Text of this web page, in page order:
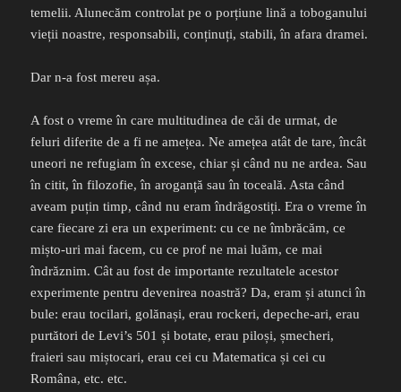
temelii. Alunecăm controlat pe o porțiune lină a toboganului
vieții noastre, responsabili, conținuți, stabili, în afara dramei.
Dar n-a fost mereu așa.
A fost o vreme în care multitudinea de căi de urmat, de
feluri diferite de a fi ne amețea. Ne amețea atât de tare, încât
uneori ne refugiam în excese, chiar și când nu ne ardea. Sau
în citit, în filozofie, în aroganță sau în toceală. Asta când
aveam puțin timp, când nu eram îndrăgostiți. Era o vreme în
care fiecare zi era un experiment: cu ce ne îmbrăcăm, ce
mișto-uri mai facem, cu ce prof ne mai luăm, ce mai
îndrăznim. Cât au fost de importante rezultatele acestor
experimente pentru devenirea noastră? Da, eram și atunci în
bule: erau tocilari, golănași, erau rockeri, depeche-ari, erau
purtători de Levi’s 501 și botate, erau piloși, șmecheri,
fraieri sau miștocari, erau cei cu Matematica și cei cu
Româna, etc. etc.